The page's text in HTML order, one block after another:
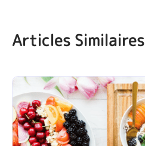
Articles Similaires